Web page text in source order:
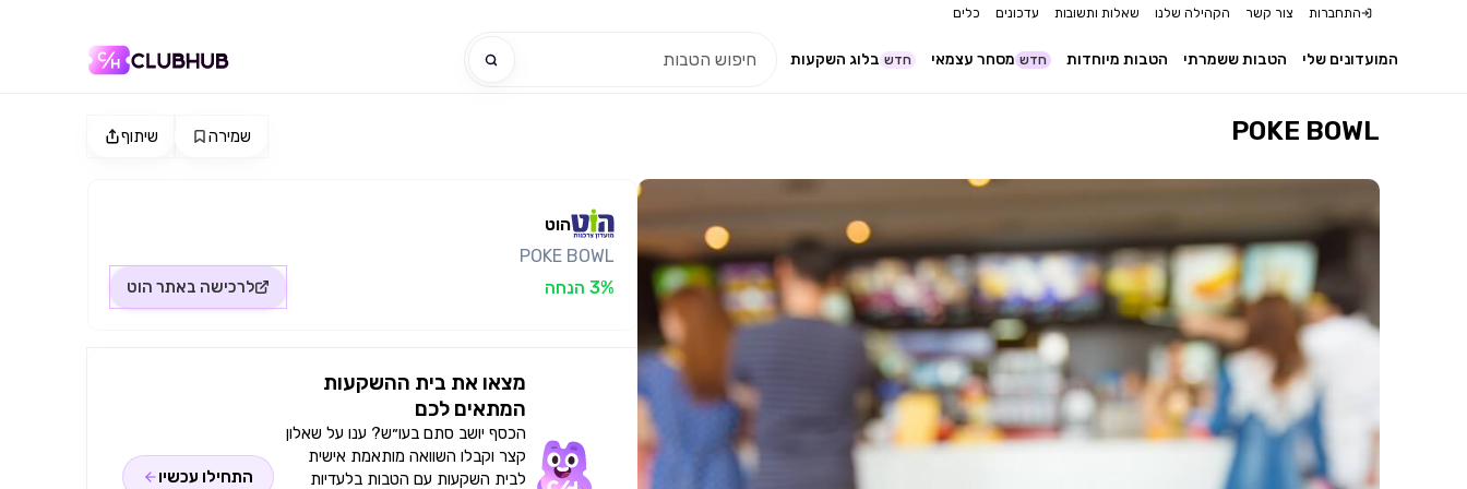
התחברות צור קשר הקהילה שלנו שאלות ותשובות עדכונים כלים
בלוג השקעות חדש מסחר עצמאי חדש הטבות מיוחדות הטבות ששמרתי המועדונים שלי
שיתוף שמירה POKE BOWL
הוט
POKE BOWL
3% הנחה
לרכישה באתר הוט
מצאו את בית ההשקעות
המתאים לכם
הכסף יושב סתם בעו״ש? ענו על שאלון
קצר וקבלו השוואה מותאמת אישית
לבית השקעות עם הטבות בלעדיות
התחילו עכשיו